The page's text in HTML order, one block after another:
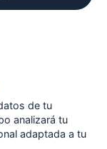
de tu
analizará tu
adaptada a tu